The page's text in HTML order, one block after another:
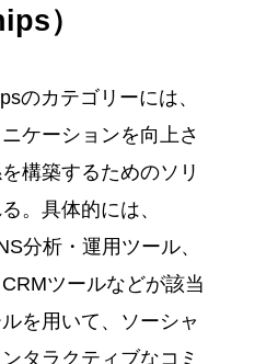
）
のカテゴリーには、
ケーションを向上さ
構築するためのソリ
。具体的には、
分析・運用ツール、
ツールなどが該当
を用いて、ソーシャ
タラクティブなコミ